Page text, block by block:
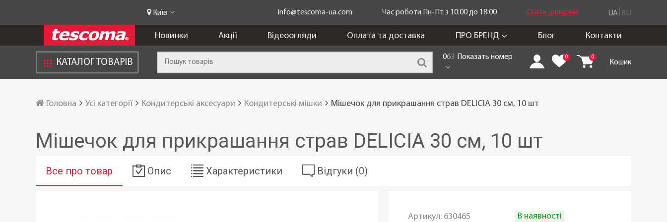
Київ info@tescoma-ua.com Час роботи Пн-Пт з 10:00 до 18:00 Стати дилером UA RU
Новинки Акції Відеоогляди Оплата та доставка ПРО БРЕНД Блог Контакти
КАТАЛОГ ТОВАРІВ
063 Показать номер 0 0
Кошик
Головна Усі категорії Кондитерські аксесуари Кондитерські мішки Мішечок для прикрашання страв DELICIA 30 cм, 10 шт
Мішечок для прикрашання страв DELICIA 30 cм, 10 шт
Все про товар Опис Характеристики Відгуки (0)
Артикул: 630465 В наявності